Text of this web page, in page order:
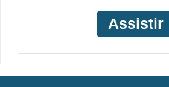
Assistir